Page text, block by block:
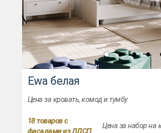
Ewa белая
Цена за кровать, комод и тумбу
18товаров с
Цена за набор на